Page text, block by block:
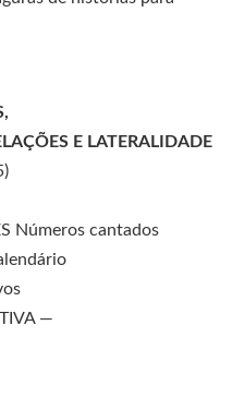
E LATERALIDADE
Números cantados
—